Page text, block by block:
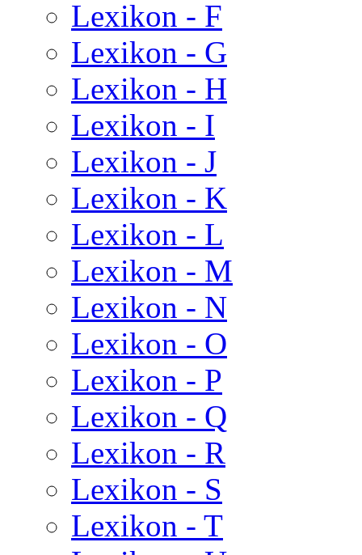
Lexikon - F
Lexikon - G
Lexikon - H
Lexikon - I
Lexikon - J
Lexikon - K
Lexikon - L
Lexikon - M
Lexikon - N
Lexikon - O
Lexikon - P
Lexikon - Q
Lexikon - R
Lexikon - S
Lexikon - T